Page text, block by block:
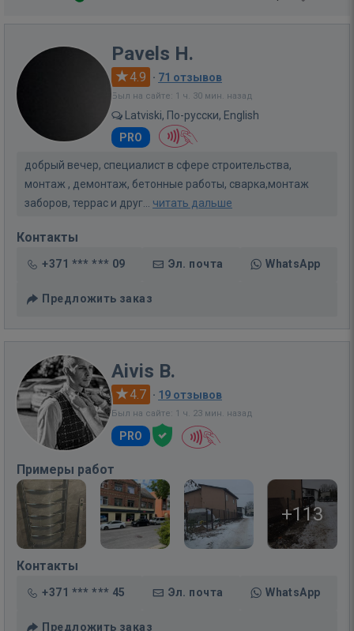
Pavels H.
4.9 · 71 отзывов
Был на сайте: 1 ч. 30 мин. назад
Latviski, По-русски, English
PRO
добрый вечер, специалист в сфере строительства,
монтаж , демонтаж, бетонные работы, сварка,монтаж
заборов, террас и друг... читать дальше
Контакты
+371 *** *** 09 Эл. почта WhatsApp
Предложить заказ
Aivis B.
4.7 · 19 отзывов
Был на сайте: 1 ч. 23 мин. назад
PRO
Примеры работ
+113
Контакты
+371 *** *** 45 Эл. почта WhatsApp
Предложить заказ